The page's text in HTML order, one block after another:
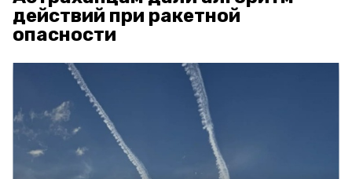
действий при ракетной
опасности